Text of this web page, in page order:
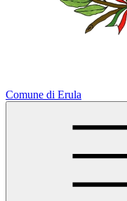
Comune di Erula